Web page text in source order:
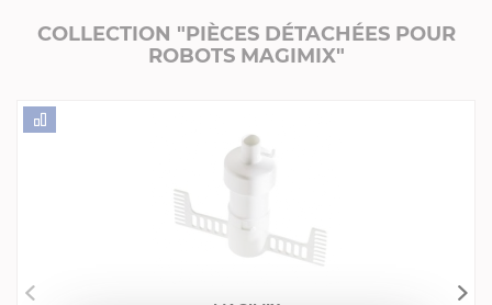
COLLECTION "PIÈCES DÉTACHÉES POUR
ROBOTS MAGIMIX"